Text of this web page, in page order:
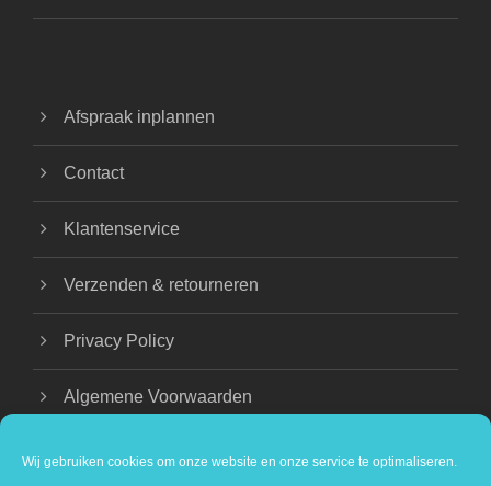
Wij gebruiken cookies om onze website en onze service te optimaliseren.
Afspraak inplannen
Contact
Klantenservice
Verzenden & retourneren
Privacy Policy
Algemene Voorwaarden